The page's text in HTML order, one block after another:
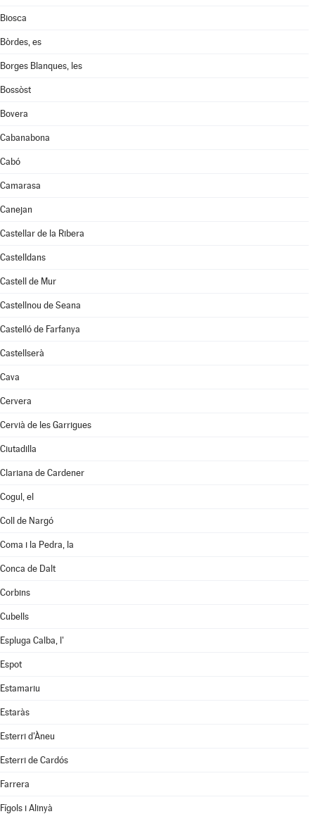
Biosca
Bòrdes, es
Borges Blanques, les
Bossòst
Bovera
Cabanabona
Cabó
Camarasa
Canejan
Castellar de la Ribera
Castelldans
Castell de Mur
Castellnou de Seana
Castelló de Farfanya
Castellserà
Cava
Cervera
Cervià de les Garrigues
Ciutadilla
Clariana de Cardener
Cogul, el
Coll de Nargó
Coma i la Pedra, la
Conca de Dalt
Corbins
Cubells
Espluga Calba, l'
Espot
Estamariu
Estaràs
Esterri d'Àneu
Esterri de Cardós
Farrera
Fígols i Alinyà